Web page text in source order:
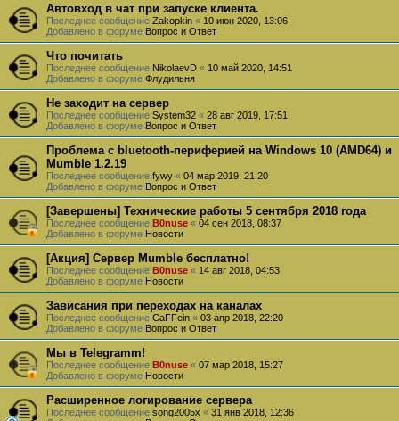
Автовход в чат при запуске клиента.
Последнее сообщение Zakopkin « 10 июн 2020, 13:06
Добавлено в форуме Вопрос и Ответ
Что почитать
Последнее сообщение NikolaevD « 10 май 2020, 14:51
Добавлено в форуме Флудильня
Не заходит на сервер
Последнее сообщение System32 « 28 авг 2019, 17:51
Добавлено в форуме Вопрос и Ответ
Проблема с bluetooth-периферией на Windows 10 (AMD64) и
Mumble 1.2.19
Последнее сообщение fywy « 04 мар 2019, 21:20
Добавлено в форуме Вопрос и Ответ
[Завершены] Технические работы 5 сентября 2018 года
Последнее сообщение B0nuse « 04 сен 2018, 08:37
Добавлено в форуме Новости
[Акция] Сервер Mumble бесплатно!
Последнее сообщение B0nuse « 14 авг 2018, 04:53
Добавлено в форуме Новости
Зависания при переходах на каналах
Последнее сообщение CaFFein « 03 апр 2018, 22:20
Добавлено в форуме Вопрос и Ответ
Мы в Telegramm!
Последнее сообщение B0nuse « 07 мар 2018, 15:27
Добавлено в форуме Новости
Расширенное логирование сервера
Последнее сообщение song2005x « 31 янв 2018, 12:36